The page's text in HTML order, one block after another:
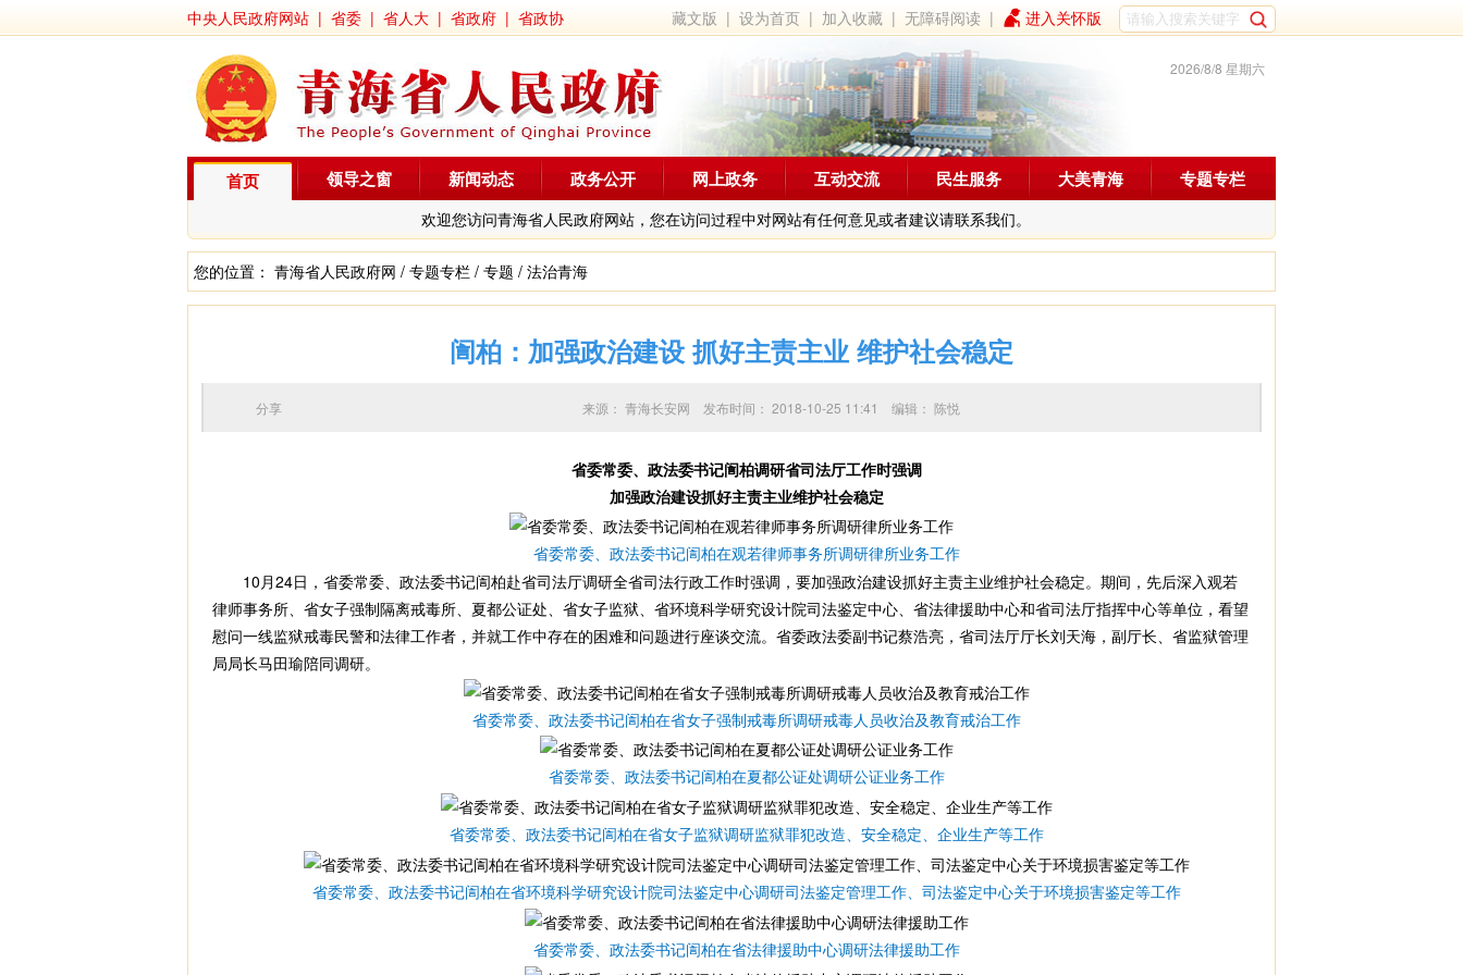
中央人民政府网站 | 省委 | 省人大 | 省政府 | 省政协 藏文版 |设为首页 | 加入收藏 |无障碍阅读 | 进入关怀版
2026/8/8 星期六
首页
欢迎您访问青海省人民政府网站，您在访问过程中对网站有任何意见或者建议请联系我们。
领导之窗 新闻动态 政务公开 网上政务 互动交流 民生服务 大美青海 专题专栏
您的位置： 青海省人民政府网 / 专题专栏 / 专题 / 法治青海
訚柏：加强政治建设 抓好主责主业 维护社会稳定
来源： 青海长安网 发布时间： 2018-10-25 11:41 编辑： 陈悦
分享
省委常委、政法委书记訚柏调研省司法厅工作时强调
加强政治建设抓好主责主业维护社会稳定
省委常委、政法委书记訚柏在观若律师事务所调研律所业务工作
10月24日，省委常委、政法委书记訚柏赴省司法厅调研全省司法行政工作时强调，要加强政治建设抓好主责主业维护社会稳定。期间，先后深入观若
律师事务所、省女子强制隔离戒毒所、夏都公证处、省女子监狱、省环境科学研究设计院司法鉴定中心、省法律援助中心和省司法厅指挥中心等单位，看望
慰问一线监狱戒毒民警和法律工作者，并就工作中存在的困难和问题进行座谈交流。省委政法委副书记蔡浩亮，省司法厅厅长刘天海，副厅长、省监狱管理
局局长马田瑜陪同调研。
省委常委、政法委书记訚柏在省女子强制戒毒所调研戒毒人员收治及教育戒治工作
省委常委、政法委书记訚柏在夏都公证处调研公证业务工作
省委常委、政法委书记訚柏在省女子监狱调研监狱罪犯改造、安全稳定、企业生产等工作
省委常委、政法委书记訚柏在省环境科学研究设计院司法鉴定中心调研司法鉴定管理工作、司法鉴定中心关于环境损害鉴定等工作
省委常委、政法委书记訚柏在省法律援助中心调研法律援助工作